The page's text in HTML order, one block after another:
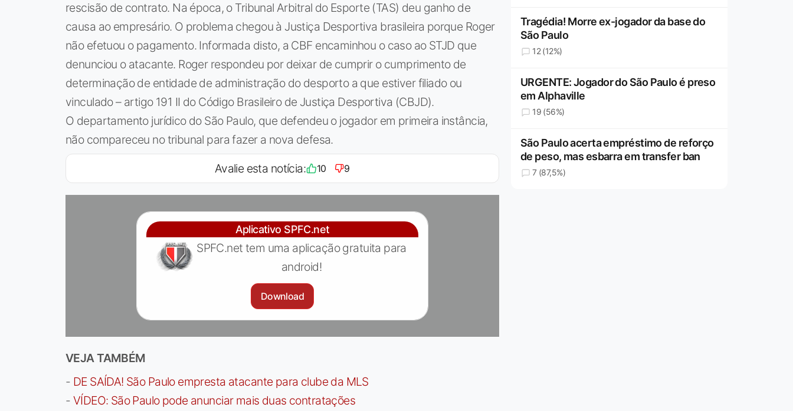
rescisão de contrato. Na época, o Tribunal Arbitral do Esporte (TAS) deu ganho de
causa ao empresário. O problema chegou à Justiça Desportiva brasileira porque Roger
não efetuou o pagamento. Informada disto, a CBF encaminhou o caso ao STJD que
denunciou o atacante. Roger respondeu por deixar de cumprir o cumprimento de
determinação de entidade de administração do desporto a que estiver filiado ou
vinculado – artigo 191 II do Código Brasileiro de Justiça Desportiva (CBJD).
O departamento jurídico do São Paulo, que defendeu o jogador em primeira instância,
não compareceu no tribunal para fazer a nova defesa.
Avalie esta notícia: 10 9
Aplicativo SPFC.net
SPFC.net tem uma aplicação gratuita para
android!
Download
VEJA TAMBÉM
- DE SAÍDA! São Paulo empresta atacante para clube da MLS
- VÍDEO: São Paulo pode anunciar mais duas contratações
Tragédia! Morre ex-jogador da base do
São Paulo
12 (12%)
URGENTE: Jogador do São Paulo é preso
em Alphaville
19 (56%)
São Paulo acerta empréstimo de reforço
de peso, mas esbarra em transfer ban
7 (87,5%)